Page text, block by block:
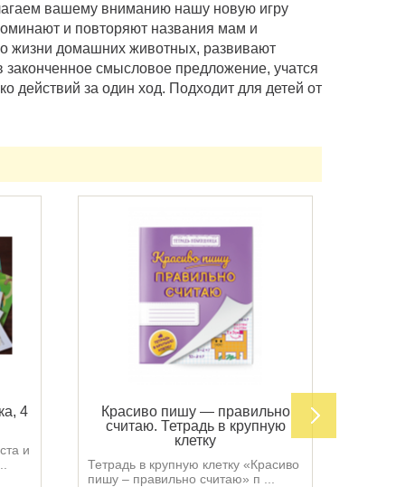
вашему вниманию нашу новую игру
и повторяют названия мам и
жизни домашних животных, развивают
смысловое предложение, учатся
действий за один ход. Подходит для детей от
4
и
Красиво пишу — правильно
считаю. Тетрадь в крупную
клетку
Тетрадь в крупную клетку «Красиво
пишу – правильно считаю» п ...